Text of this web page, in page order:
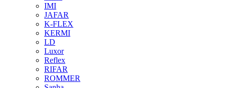
IMI
JAFAR
K-FLEX
KERMI
LD
Luxor
Reflex
RIFAR
ROMMER